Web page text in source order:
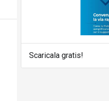
Scaricala gratis!